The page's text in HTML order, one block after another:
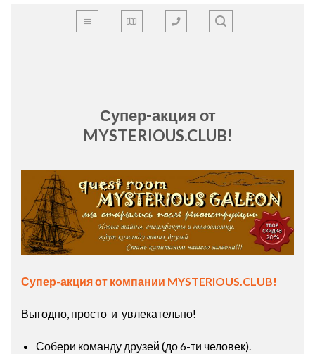
Супер-акция от
MYSTERIOUS.CLUB!
Супер-акция от компании MYSTERIOUS.CLUB!
Выгодно, просто и увлекательно!
Собери команду друзей (до 6-ти человек).